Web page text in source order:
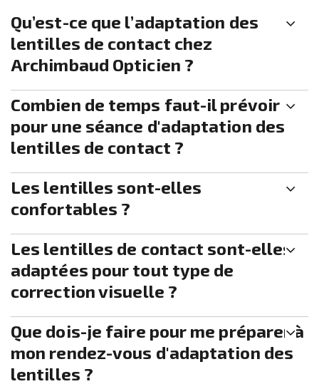
Qu’est-ce que l’adaptation des
lentilles de contact chez
Archimbaud Opticien ?
Combien de temps faut-il prévoir
pour une séance d'adaptation des
lentilles de contact ?
Les lentilles sont-elles
confortables ?
Les lentilles de contact sont-elles
adaptées pour tout type de
correction visuelle ?
Que dois-je faire pour me préparer à
mon rendez-vous d'adaptation des
lentilles ?